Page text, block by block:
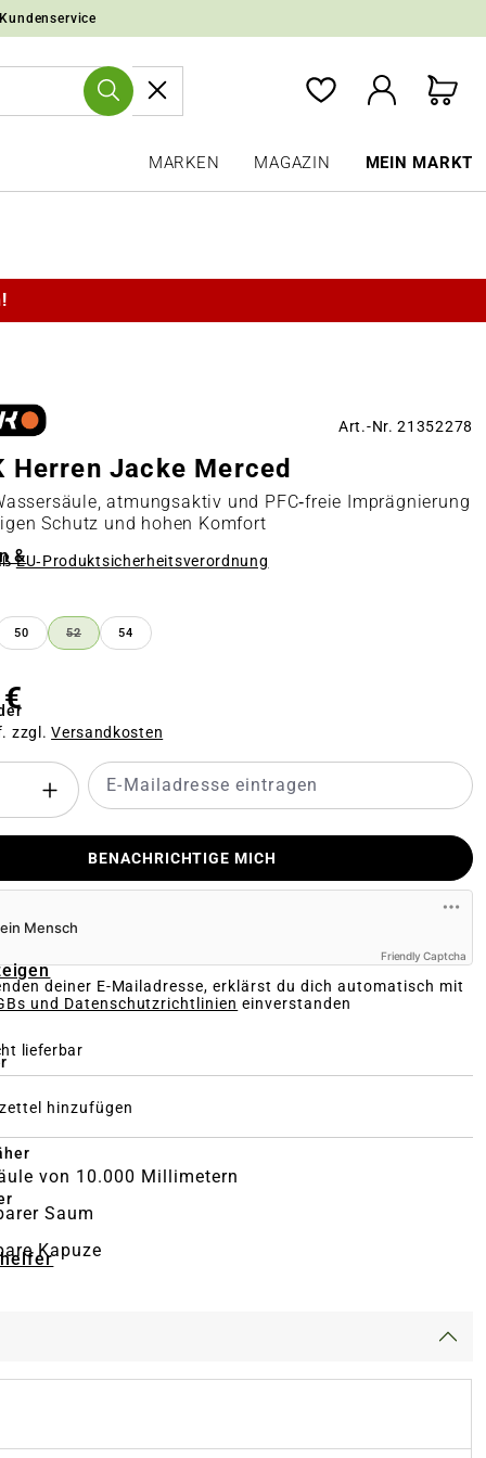
MARKEN MAGAZIN MEIN MARKT
&
Art.-Nr. 21352278
Herren Jacke Merced
atmungsaktiv und PFC‑freie Imprägnierung
Schutz und hohen Komfort
EU‑Produktsicherheitsverordnung
50 52(DIESE OPTION IST ZURZEIT NICHT VERFÜGBAR.)
54
zzgl.Versandkosten
BENACHRICHTIGE MICH
Friendly Captcha
deiner E-Mailadresse, erklärst du dich automatisch mit
und Datenschutzrichtlinien einverstanden
lieferbar
hinzufügen
von 10.000 Millimetern
Saum
Kapuze